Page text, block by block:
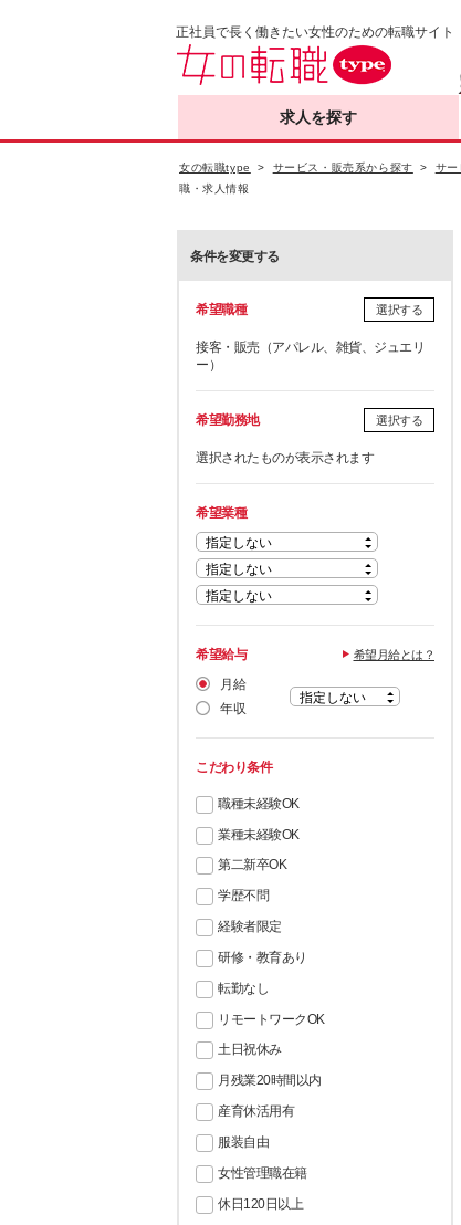
正社員で長く働きたい女性のための転職サイト
求人を探す
女の転職type サービス・販売系から探す サー
職・求人情報
条件を変更する
希望職種 選択する
接客・販売（アパレル、雑貨、ジュエリ
ー）
希望勤務地 選択する
選択されたものが表示されます
希望業種
希望給与 希望月給とは？
月給
年収
こだわり条件
職種未経験OK
業種未経験OK
第二新卒OK
学歴不問
経験者限定
研修・教育あり
転勤なし
リモートワークOK
土日祝休み
月残業20時間以内
産育休活用有
服装自由
女性管理職在籍
休日120日以上